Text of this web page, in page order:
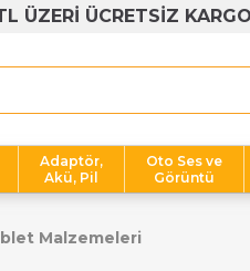
ÜZERİ ÜCRETSİZ KARGO
Adaptör,
Akü, Pil
Oto Ses ve
Görüntü
Malzemeleri